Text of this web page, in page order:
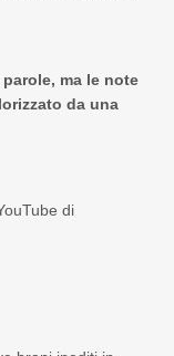
ma le note
da una
di